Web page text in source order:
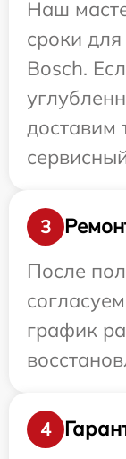
Наш
сроки
Bosch.
доставим
3
После
график
4